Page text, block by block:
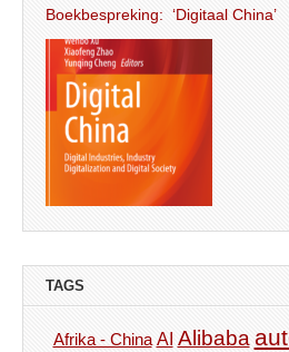
Boekbespreking: ‘Digitaal China’
TAGS
Afrika - China AI Alibaba